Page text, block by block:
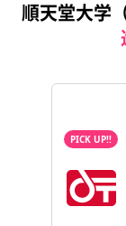
順天堂大学